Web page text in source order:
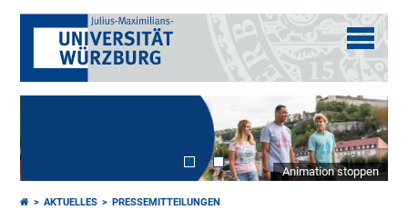
Animation stoppen
AKTUELLES PRESSEMITTEILUNGEN